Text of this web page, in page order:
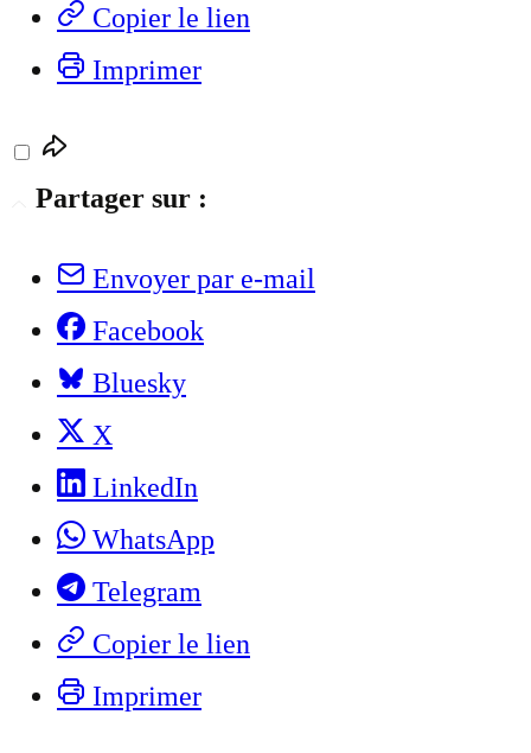
Copier le lien
Imprimer
Partager sur :
Envoyer par e-mail
Facebook
Bluesky
X
LinkedIn
WhatsApp
Telegram
Copier le lien
Imprimer